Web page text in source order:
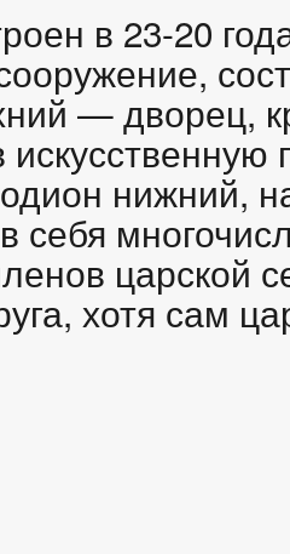
в 23-20
— дворец,
нижний,
себя
царской
хотя сам